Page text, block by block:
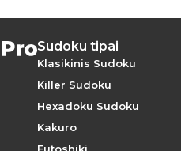
Sudoku tipai
Klasikinis Sudoku
Killer Sudoku
Hexadoku Sudoku
Kakuro